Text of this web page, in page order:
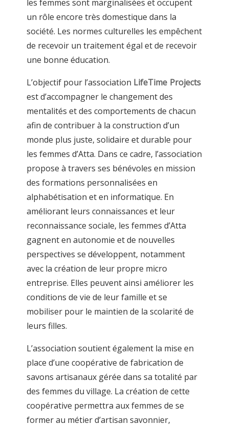
les femmes sont marginalisées et occupent
un rôle encore très domestique dans la
société. Les normes culturelles les empêchent
de recevoir un traitement égal et de recevoir
une bonne éducation.
L’objectif pour l’association LifeTime Projects
est d’accompagner le changement des
mentalités et des comportements de chacun
afin de contribuer à la construction d’un
monde plus juste, solidaire et durable pour
les femmes d’Atta. Dans ce cadre, l’association
propose à travers ses bénévoles en mission
des formations personnalisées en
alphabétisation et en informatique. En
améliorant leurs connaissances et leur
reconnaissance sociale, les femmes d’Atta
gagnent en autonomie et de nouvelles
perspectives se développent, notamment
avec la création de leur propre micro
entreprise. Elles peuvent ainsi améliorer les
conditions de vie de leur famille et se
mobiliser pour le maintien de la scolarité de
leurs filles.
L’association soutient également la mise en
place d’une coopérative de fabrication de
savons artisanaux gérée dans sa totalité par
des femmes du village. La création de cette
coopérative permettra aux femmes de se
former au métier d’artisan savonnier,